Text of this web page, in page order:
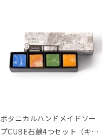
ボタニカルハンドメイドソー
プCUBE石鹸4つセット（キュ